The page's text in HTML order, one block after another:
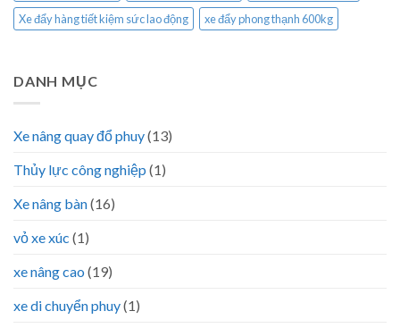
Xe đẩy hàng tiết kiệm sức lao động
xe đẩy phong thạnh 600kg
DANH MỤC
Xe nâng quay đổ phuy(13)
Thủy lực công nghiệp (1)
Xe nâng bàn(16)
vỏ xe xúc (1)
xe nâng cao (19)
xe di chuyển phuy(1)